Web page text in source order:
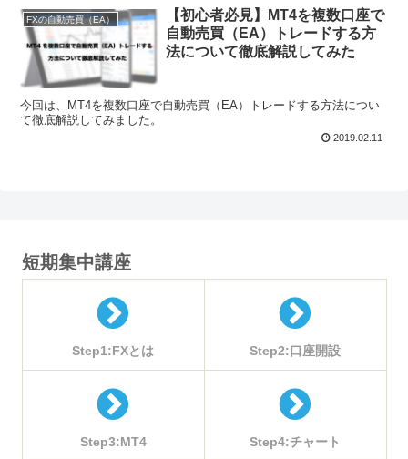
FXの自動売買（EA）
【初心者必見】MT4を複数口座で
自動売買（EA）トレードする方
法について徹底解説してみた
今回は、MT4を複数口座で自動売買（EA）トレードする方法につい
て徹底解説してみました。
2019.02.11
短期集中講座
Step1:FXとは Step2:口座開設
Step3:MT4 Step4:チャート